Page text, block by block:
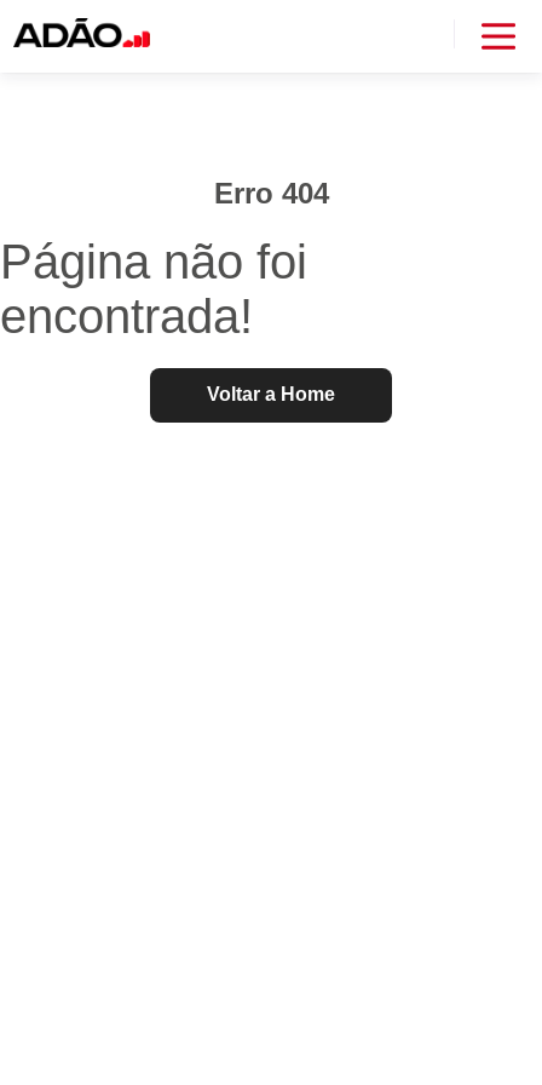
Erro 404
Página não foi
encontrada!
Voltar a Home